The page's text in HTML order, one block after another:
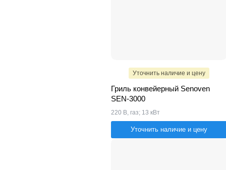
Уточнить наличие и цену
Гриль конвейерный Senoven
SEN-3000
220 В, газ; 13 кВт
Уточнить наличие и цену